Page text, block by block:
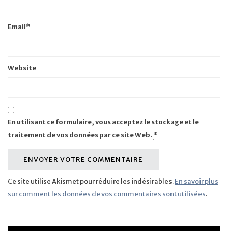
Email*
Website
En utilisant ce formulaire, vous acceptez le stockage et le
traitement de vos données par ce site Web. *
Ce site utilise Akismet pour réduire les indésirables.En savoir plus
sur comment les données de vos commentaires sont utilisées.